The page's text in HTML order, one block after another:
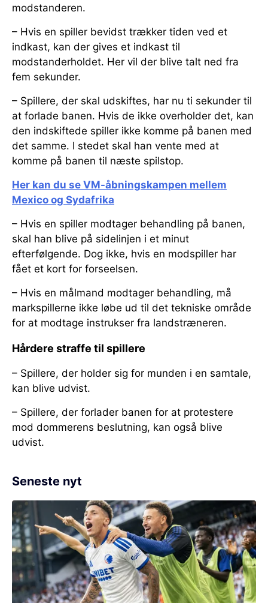
modstanderen.
– Hvis en spiller bevidst trækker tiden ved et
indkast, kan der gives et indkast til
modstanderholdet. Her vil der blive talt ned fra
fem sekunder.
– Spillere, der skal udskiftes, har nu ti sekunder til
at forlade banen. Hvis de ikke overholder det, kan
den indskiftede spiller ikke komme på banen med
det samme. I stedet skal han vente med at
komme på banen til næste spilstop.
Her kan du se VM-åbningskampen mellem
Mexico og Sydafrika
– Hvis en spiller modtager behandling på banen,
skal han blive på sidelinjen i et minut
efterfølgende. Dog ikke, hvis en modspiller har
fået et kort for forseelsen.
– Hvis en målmand modtager behandling, må
markspillerne ikke løbe ud til det tekniske område
for at modtage instrukser fra landstræneren.
Hårdere straffe til spillere
– Spillere, der holder sig for munden i en samtale,
kan blive udvist.
– Spillere, der forlader banen for at protestere
mod dommerens beslutning, kan også blive
udvist.
Seneste nyt